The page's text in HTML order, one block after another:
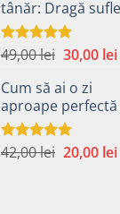
fost:
59,00 lei.
tânăr: Dragă
Evaluat la
49,00lei Prețul
a
fost:
49,00 lei.
30,00 lei
Cum să ai o zi
aproape perfectă
Evaluat la
42,00lei Prețul
20,00 lei